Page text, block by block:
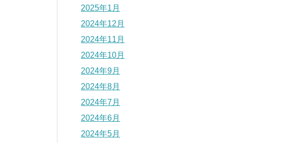
2025年1月
2024年12月
2024年11月
2024年10月
2024年9月
2024年8月
2024年7月
2024年6月
2024年5月